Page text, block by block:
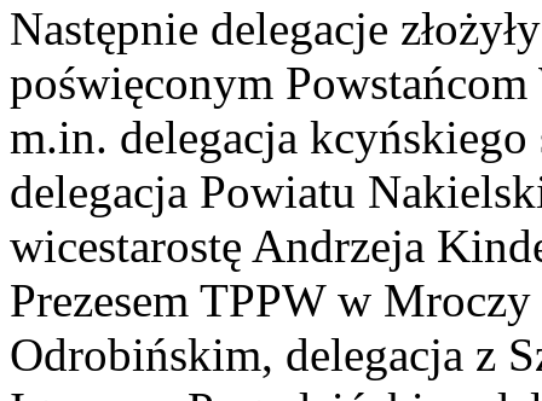
Następnie delegacje
poświęconym
m.in. delegacja
delegacja Powiatu
wicestarostę Andrzeja
Prezesem TPPW w Mroczy
Odrobińskim, delegacja z